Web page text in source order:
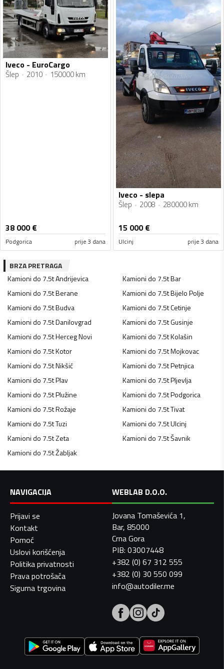
Iveco - EuroCargo
Šlep 2010 150000 km
38 000€
Podgorica prije 3 dana
Iveco - slepa
Šlep 2008 280000 km
15 000€
Ulcinj prije 3 dana
BRZA PRETRAGA
Kamioni do 7.5tAndrijevica Kamioni do 7.5tBar
Kamioni do 7.5tBerane Kamioni do 7.5tBijelo Polje
Kamioni do 7.5tBudva Kamioni do 7.5tCetinje
Kamioni do 7.5tDanilovgrad Kamioni do 7.5tGusinje
Kamioni do 7.5tHerceg Novi Kamioni do 7.5tKolašin
Kamioni do 7.5tKotor Kamioni do 7.5tMojkovac
Kamioni do 7.5tNikšić Kamioni do 7.5tPetnjica
Kamioni do 7.5tPlav Kamioni do 7.5tPljevlja
Kamioni do 7.5tPlužine Kamioni do 7.5tPodgorica
Kamioni do 7.5tRožaje Kamioni do 7.5tTivat
Kamioni do 7.5tTuzi Kamioni do 7.5tUlcinj
Kamioni do 7.5tZeta Kamioni do 7.5tŠavnik
Kamioni do 7.5tŽabljak
NAVIGACIJA
Prijavi se
Kontakt
Pomoć
Uslovi korišćenja
Politika privatnosti
Prava potrošača
Sigurna trgovina
WEBLAB D.O.O.
Jovana Tomaševića 1,
Bar, 85000
Crna Gora
PIB: 03007448
+382 (0) 67 312 555
+382 (0) 30 550 099
info@autodiler.me